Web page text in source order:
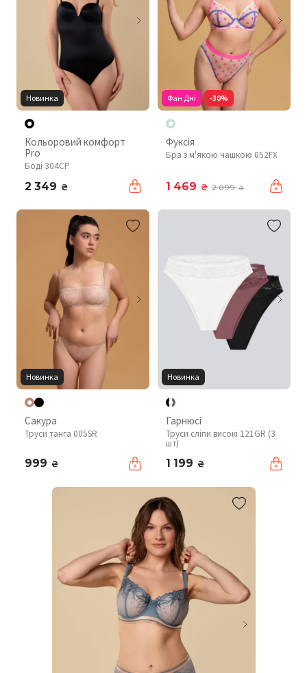
Новинка
Кольоровий комфорт
Pro
Боді 304CP
2 349 ₴
Фан Дні -30%
Фуксія
Бра з м'якою чашкою 052FX
1 469 ₴ 2 099₴
Новинка
Сакура
Труси танга 005SR
999 ₴
Новинка
Гарнюсі
Труси сліпи високі 121GR (3
шт)
1 199 ₴